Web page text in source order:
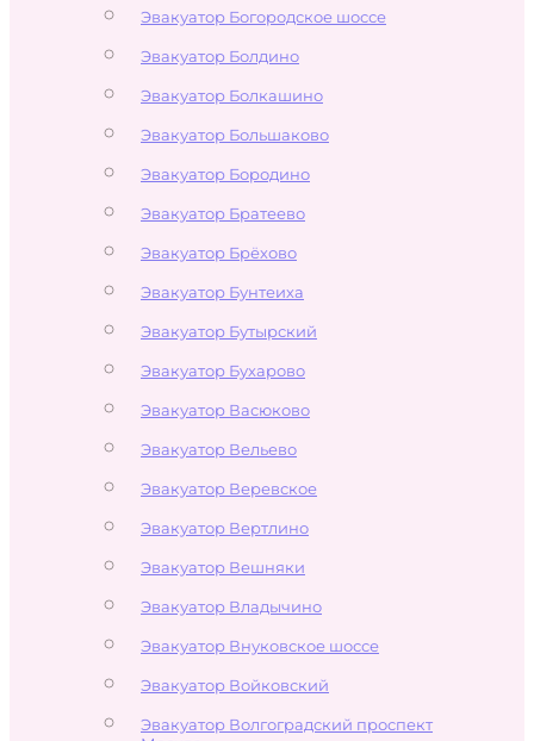
Эвакуатор Богородское шоссе
Эвакуатор Болдино
Эвакуатор Болкашино
Эвакуатор Большаково
Эвакуатор Бородино
Эвакуатор Братеево
Эвакуатор Брёхово
Эвакуатор Бунтеиха
Эвакуатор Бутырский
Эвакуатор Бухарово
Эвакуатор Васюково
Эвакуатор Вельево
Эвакуатор Веревское
Эвакуатор Вертлино
Эвакуатор Вешняки
Эвакуатор Владычино
Эвакуатор Внуковское шоссе
Эвакуатор Войковский
Эвакуатор Волгоградский проспект